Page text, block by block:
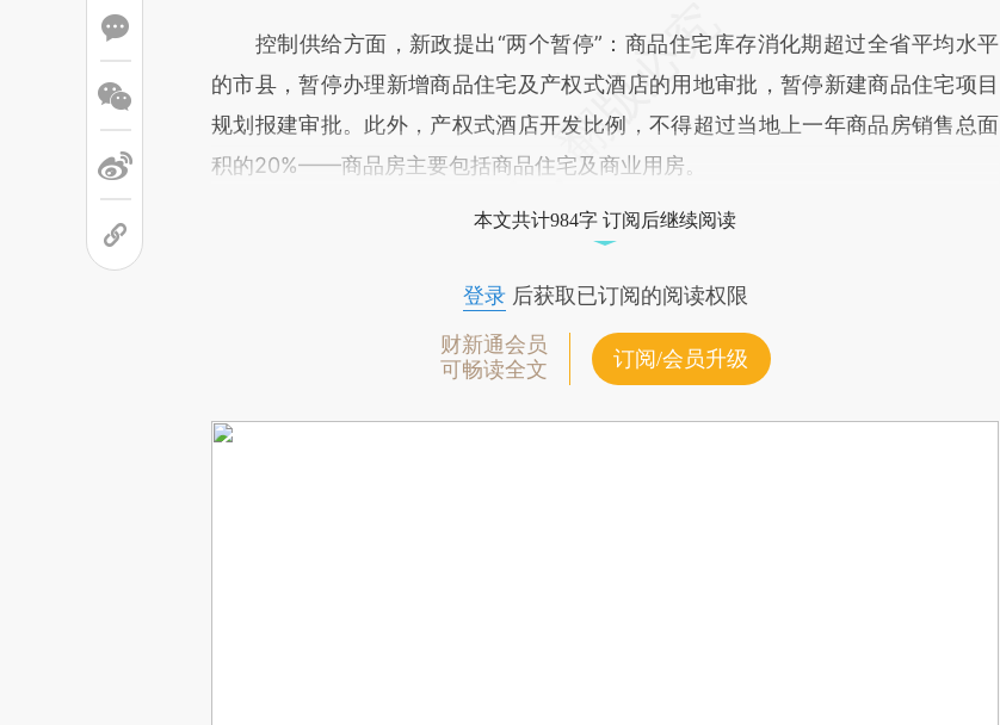
控制供给方面，新政提出“两个暂停”：商品住宅库存消化期超过全省平均水平
的市县，暂停办理新增商品住宅及产权式酒店的用地审批，暂停新建商品住宅项目
规划报建审批。此外，产权式酒店开发比例，不得超过当地上一年商品房销售总面
积的20%——商品房主要包括商品住宅及商业用房。
本文共计984字 订阅后继续阅读
登录后获取已订阅的阅读权限
财新通会员
可畅读全文
订阅/会员升级